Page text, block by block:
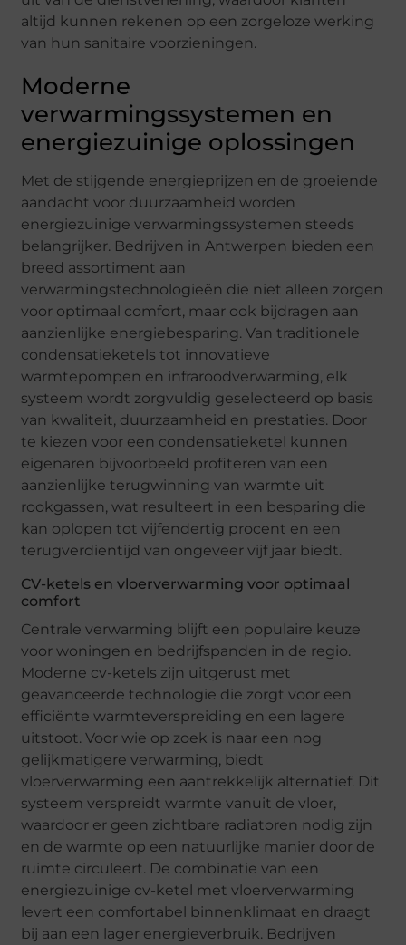
altijd kunnen rekenen op een zorgeloze werking
van hun sanitaire voorzieningen.
Moderne
verwarmingssystemen en
energiezuinige oplossingen
Met de stijgende energieprijzen en de groeiende
aandacht voor duurzaamheid worden
energiezuinige verwarmingssystemen steeds
belangrijker. Bedrijven in Antwerpen bieden een
breed assortiment aan
verwarmingstechnologieën die niet alleen zorgen
voor optimaal comfort, maar ook bijdragen aan
aanzienlijke energiebesparing. Van traditionele
condensatieketels tot innovatieve
warmtepompen en infraroodverwarming, elk
systeem wordt zorgvuldig geselecteerd op basis
van kwaliteit, duurzaamheid en prestaties. Door
te kiezen voor een condensatieketel kunnen
eigenaren bijvoorbeeld profiteren van een
aanzienlijke terugwinning van warmte uit
rookgassen, wat resulteert in een besparing die
kan oplopen tot vijfendertig procent en een
terugverdientijd van ongeveer vijf jaar biedt.
CV-ketels en vloerverwarming voor optimaal
comfort
Centrale verwarming blijft een populaire keuze
voor woningen en bedrijfspanden in de regio.
Moderne cv-ketels zijn uitgerust met
geavanceerde technologie die zorgt voor een
efficiënte warmteverspreiding en een lagere
uitstoot. Voor wie op zoek is naar een nog
gelijkmatigere verwarming, biedt
vloerverwarming een aantrekkelijk alternatief. Dit
systeem verspreidt warmte vanuit de vloer,
waardoor er geen zichtbare radiatoren nodig zijn
en de warmte op een natuurlijke manier door de
ruimte circuleert. De combinatie van een
energiezuinige cv-ketel met vloerverwarming
levert een comfortabel binnenklimaat en draagt
bij aan een lager energieverbruik. Bedrijven